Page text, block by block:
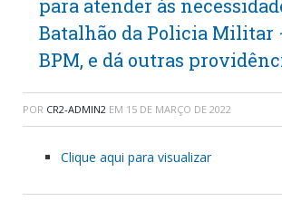
para atender ás
Batalhão da Policia Militar
BPM, e dá outras
POR CR2-ADMIN2 EM 15 DE MARÇO DE 2022
Clique aqui para visualizar